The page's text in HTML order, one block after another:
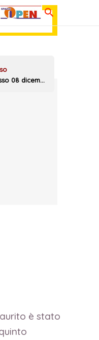
Cerca
Corvo Rosso 08 dicembre 2025
è stato